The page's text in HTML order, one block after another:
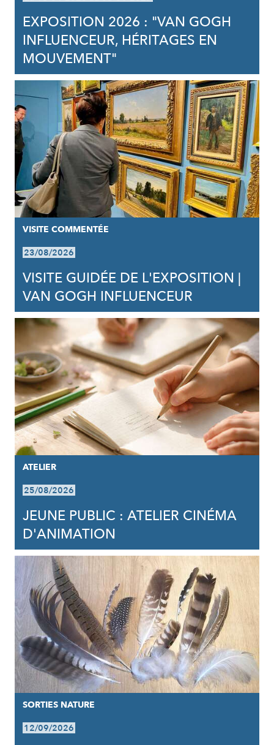
EXPOSITION 2026 : "VAN GOGH
INFLUENCEUR, HÉRITAGES EN
MOUVEMENT"
VISITE COMMENTÉE
23/08/2026
VISITE GUIDÉE DE L'EXPOSITION |
VAN GOGH INFLUENCEUR
ATELIER
25/08/2026
JEUNE PUBLIC : ATELIER CINÉMA
D'ANIMATION
SORTIES NATURE
12/09/2026